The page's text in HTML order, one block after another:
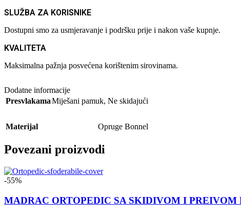
SLUŽBA ZA KORISNIKE
Dostupni smo za usmjeravanje i podršku prije i nakon vaše kupnje.
KVALITETA
Maksimalna pažnja posvećena korištenim sirovinama.
Dodatne informacije
PresvlakamaMiješani pamuk, Ne skidajući
Materijal Opruge Bonnel
Povezani proizvodi
-55%
MADRAC ORTOPEDIC SA SKIDIVOM I PREIVOM